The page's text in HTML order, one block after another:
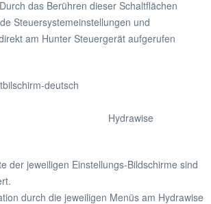
das Berühren dieser Schaltflächen
Steuersystemeinstellungen und
am Hunter Steuergerät aufgerufen
der jeweiligen Einstellungs-Bildschirme sind
durch die jeweiligen Menüs am Hydrawise